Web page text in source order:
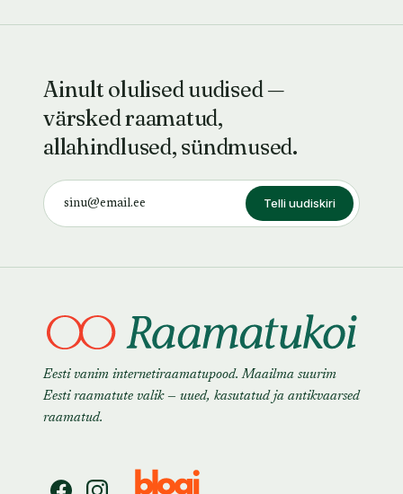
Ainult olulised uudised —
värsked raamatud,
allahindlused, sündmused.
Telli uudiskiri
Eesti vanim internetiraamatupood. Maailma suurim
Eesti raamatute valik — uued, kasutatud ja antikvaarsed
raamatud.